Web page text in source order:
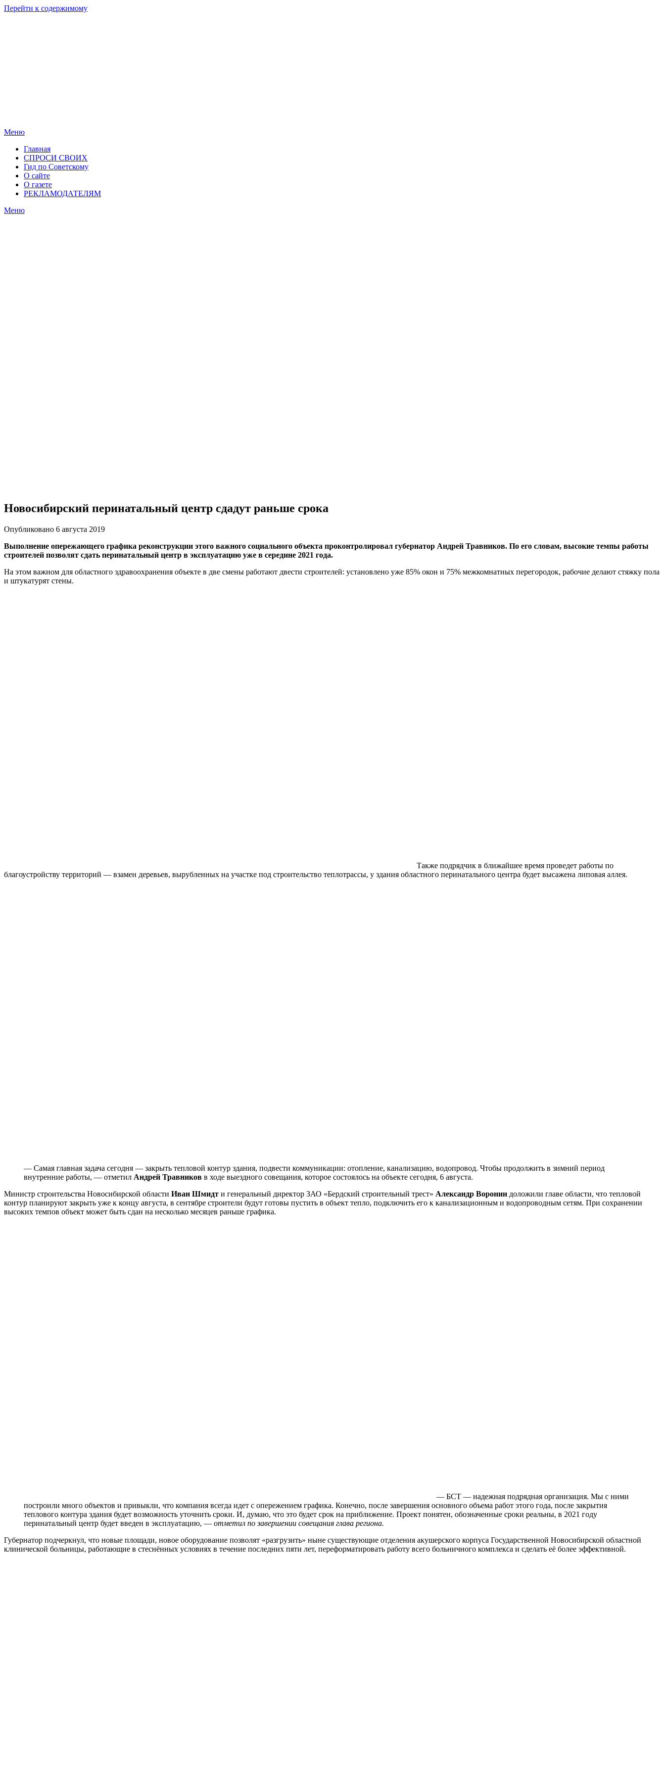
Перейти к содержимому
Меню
Главная
СПРОСИ СВОИХ
Гид по Советскому
О сайте
О газете
РЕКЛАМОДАТЕЛЯМ
Меню
Новосибирский перинатальный центр сдадут раньше срока
Опубликовано 6 августа 2019
Выполнение опережающего графика реконструкции этого важного социального объекта проконтролировал губернатор Андрей Травников. По его словам, высокие темпы работы
строителей позволят сдать перинатальный центр в эксплуатацию уже в середине 2021 года.
На этом важном для областного здравоохранения объекте в две смены работают двести строителей: установлено уже 85% окон и 75% межкомнатных перегородок, рабочие делают стяжку пола
и штукатурят стены.
Также подрядчик в ближайшее время проведет работы по
благоустройству территорий — взамен деревьев, вырубленных на участке под строительство теплотрассы, у здания областного перинатального центра будет высажена липовая аллея.
— Самая главная задача сегодня — закрыть тепловой контур здания, подвести коммуникации: отопление, канализацию, водопровод. Чтобы продолжить в зимний период
внутренние работы, — отметил Андрей Травников в ходе выездного совещания, которое состоялось на объекте сегодня, 6 августа.
Министр строительства Новосибирской области Иван Шмидт и генеральный директор ЗАО «Бердский строительный трест» Александр Воронин доложили главе области, что тепловой
контур планируют закрыть уже к концу августа, в сентябре строители будут готовы пустить в объект тепло, подключить его к канализационным и водопроводным сетям. При сохранении
высоких темпов объект может быть сдан на несколько месяцев раньше графика.
— БСТ — надежная подрядная организация. Мы с ними
построили много объектов и привыкли, что компания всегда идет с опережением графика. Конечно, после завершения основного объема работ этого года, после закрытия
теплового контура здания будет возможность уточнить сроки. И, думаю, что это будет срок на приближение. Проект понятен, обозначенные сроки реальны, в 2021 году
перинатальный центр будет введен в эксплуатацию, — отметил по завершении совещания глава региона.
Губернатор подчеркнул, что новые площади, новое оборудование позволят «разгрузить» ныне существующие отделения акушерского корпуса Государственной Новосибирской областной
клинической больницы, работающие в стеснённых условиях в течение последних пяти лет, переформатировать работу всего больничного комплекса и сделать её более эффективной.